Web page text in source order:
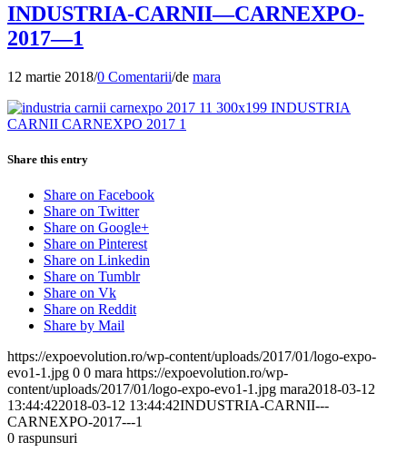
INDUSTRIA-CARNII—CARNEXPO-
2017—1
12 martie 2018/0 Comentarii/de mara
Share this entry
Share on Facebook
Share on Twitter
Share on Google+
Share on Pinterest
Share on Linkedin
Share on Tumblr
Share on Vk
Share on Reddit
Share by Mail
https://expoevolution.ro/wp-content/uploads/2017/01/logo-expo-
evo1-1.jpg 0 0 mara https://expoevolution.ro/wp-
content/uploads/2017/01/logo-expo-evo1-1.jpg mara2018-03-12
13:44:422018-03-12 13:44:42INDUSTRIA-CARNII---
CARNEXPO-2017---1
0 raspunsuri